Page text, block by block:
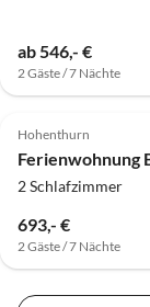
ab 546,- €
2 Gäste / 7 Nächte
5.0 (3)
Hohenthurn
2 Schlafzimmer
693,- €
2 Gäste / 7 Nächte